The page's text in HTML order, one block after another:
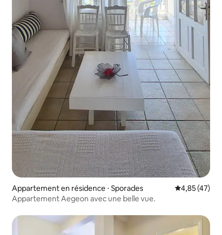
Appartement en résidence ⋅ Sporades Évaluation
4,85 (47)
Appartement Aegeon avec une belle vue.